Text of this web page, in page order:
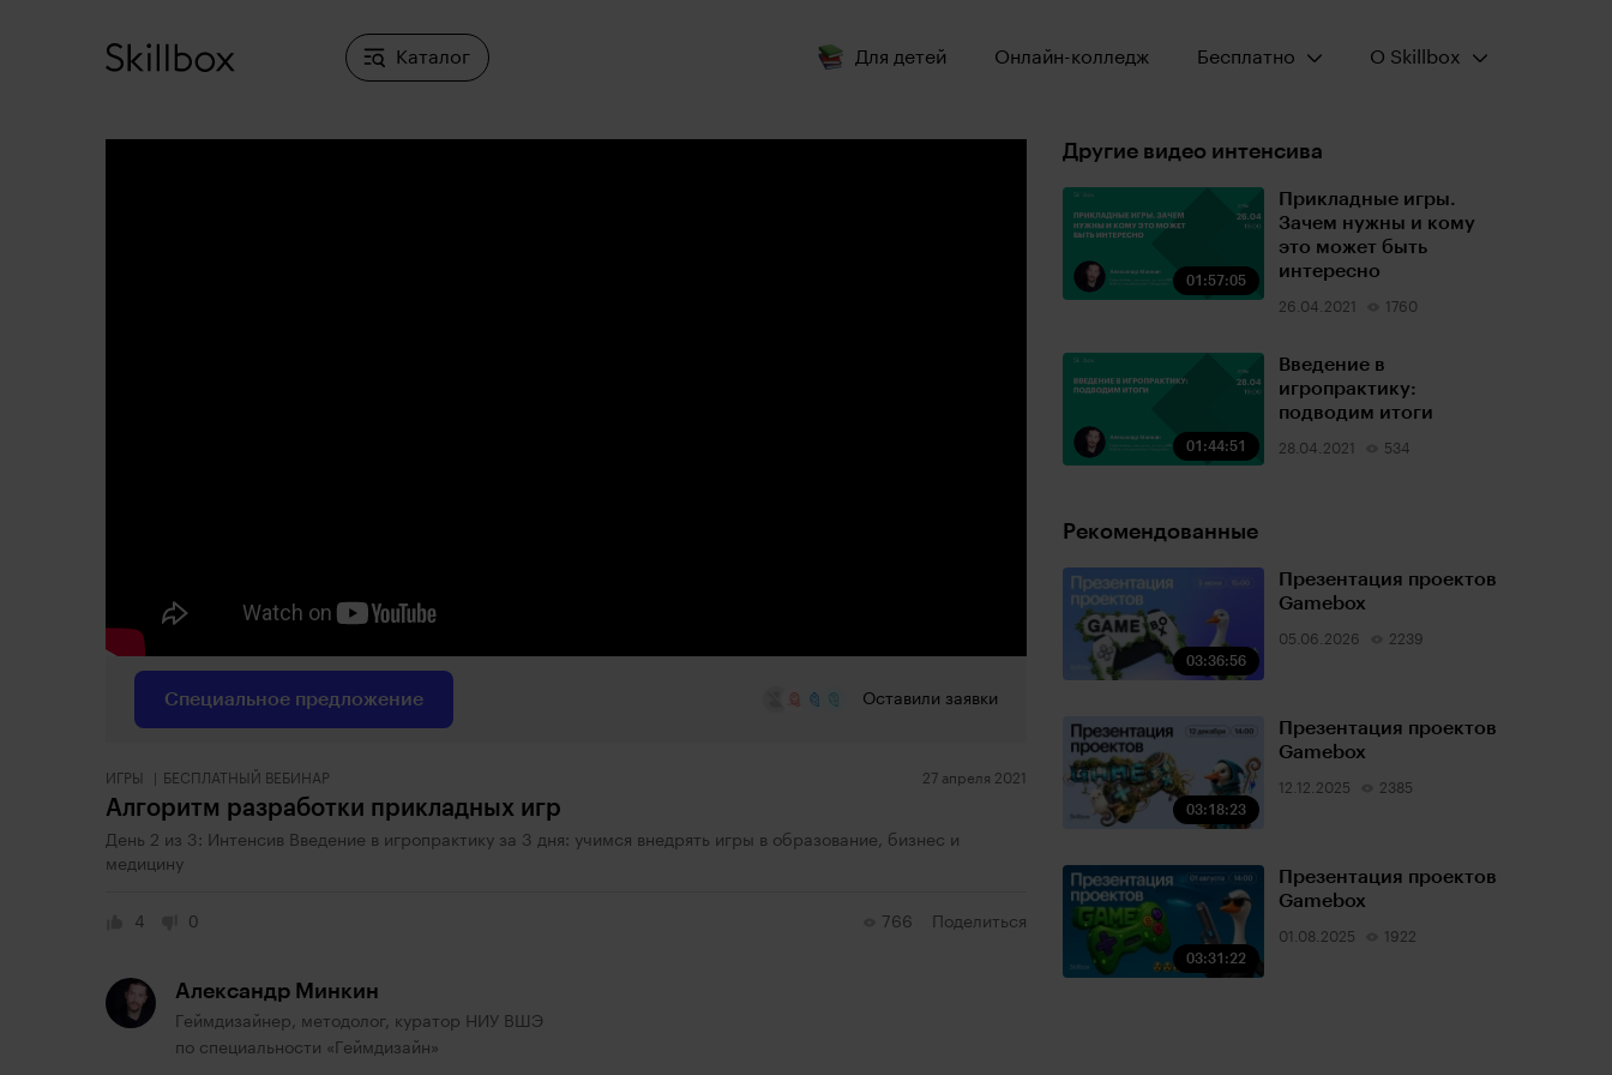
Каталог Для детей Онлайн-колледж Открыть меню:
Бесплатно Открыть меню:
О Skillbox
Специальное предложение Оставили заявки
ИГРЫ БЕСПЛАТНЫЙ ВЕБИНАР 27 апреля 2021
Алгоритм разработки прикладных игр
День 2 из 3: Интенсив Введение в игропрактику за 3 дня: учимся внедрять игры в образование, бизнес и
медицину
4 0 766 Поделиться
Александр Минкин
Геймдизайнер, методолог, куратор НИУ ВШЭ
по специальности «Геймдизайн»
Другие видео интенсива
01:57:05
Прикладные игры.
Зачем нужны и кому
это может быть
интересно
26.04.2021 1760
01:44:51
Введение в
игропрактику:
подводим итоги
28.04.2021 534
Рекомендованные
03:36:56
Презентация проектов
Gamebox
05.06.2026 2239
03:18:23
Презентация проектов
Gamebox
12.12.2025 2385
03:31:22
Презентация проектов
Gamebox
01.08.2025 1922